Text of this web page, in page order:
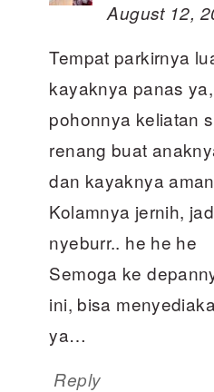
August 12,
Tempat parkirnya
kayaknya panas
pohonnya keliatan
renang buat
dan kayaknya
Kolamnya jernih,
nyeburr.. he he he
Semoga ke
ini, bisa
ya…
Reply